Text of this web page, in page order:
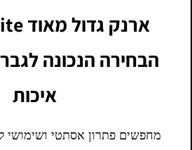
הבחירה הנכונה
איכות
מחפשים פתרון אסתטי ושימושי